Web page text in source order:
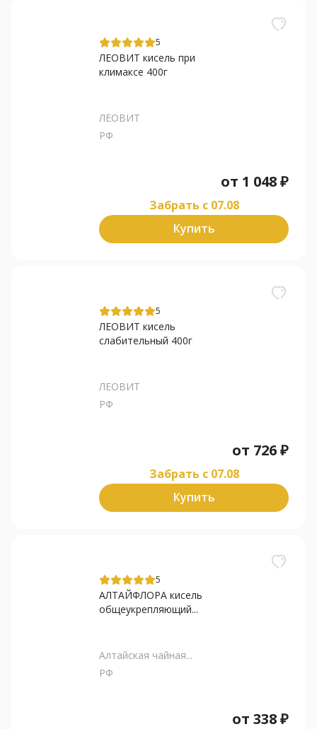
5
ЛЕОВИТ кисель при
климаксе 400г
ЛЕОВИТ
РФ
от 1 048₽
Забрать c 07.08
Купить
5
ЛЕОВИТ кисель
слабительный 400г
ЛЕОВИТ
РФ
от 726₽
Забрать c 07.08
Купить
5
АЛТАЙФЛОРА кисель
общеукрепляющий...
Алтайская чайная...
РФ
от 338₽